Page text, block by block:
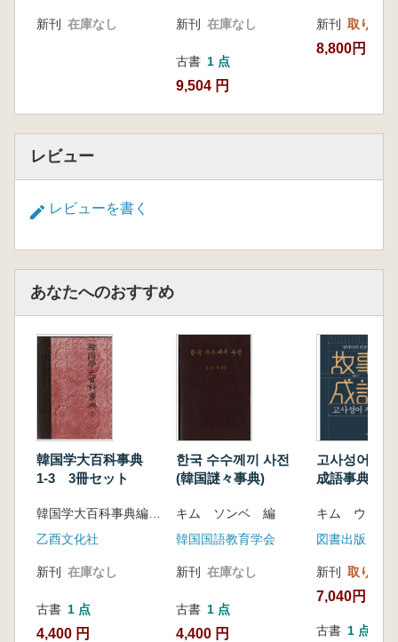
新刊 在庫なし 新刊 在庫なし
古書 1 点
9,504 円
新刊 取り寄せ
8,800円
レビュー
レビューを書く
あなたへのおすすめ
韓国学大百科事典
1-3 3冊セット
乙酉文化社
新刊 在庫なし
古書 1 点
4,400 円
한국 수수께끼 사전
(韓国謎々事典)
キム ソンベ 編
韓国国語教育学会
新刊 在庫なし
古書 1 点
4,400 円
고사성어 사
成語事典) 一
新刊 取り寄せ
7,040円
古書 1 点